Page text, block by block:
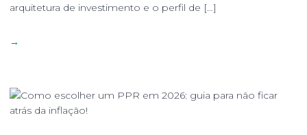
arquitetura de investimento e o perfil de […]
→